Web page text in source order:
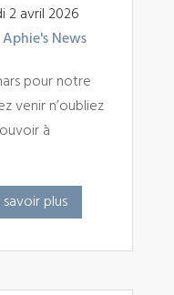
2 avril 2026
Aphie's News
pour notre
venir n’oubliez
à
savoir plus